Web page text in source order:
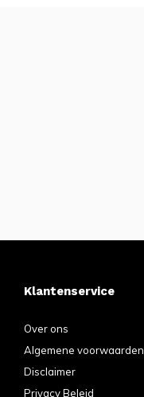
Klantenservice
Over ons
Algemene voorwaarden
Disclaimer
Privacy Beleid